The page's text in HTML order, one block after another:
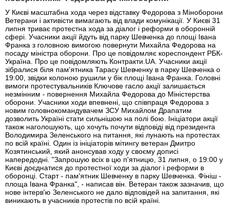
У Києві масштабна хода через відставку Федорова з Міноборони
Ветерани і активісти вимагають від влади комунікації. У Києві 31
липня триває протестна хода за діалог і реформи в оборонній
сфері. Учасники акції йдуть від парку Шевченка до площі Івана
Франка з головною вимогою повернути Михайла Федорова на
посаду міністра оборони. Про це повідомляє кореспондент РБК-
Україна. Про це повідомляють Контракти.UA. Учасники акції
зібралися біля пам'ятника Тарасу Шевченку в парку Шевченка о
19:00, звідки колоною рушили у бік площі Івана Франка. Головні
вимоги протестувальників Ключове гасло акції залишається
незмінним - повернення Михайла Федорова до Міністерства
оборони. Учасники ходи впевнені, що співпраця Федорова з
новим головнокомандувачем ЗСУ Михайлом Драпатим
дозволить Україні стати сильнішою на полі бою. Ініціатори акції
також наголошують, що хочуть почути відповіді від президента
Володимира Зеленського на питання, які лунають на протестах
по всій країні. Один із ініціаторів мітингу ветеран Дмитро
Козятинський, який анонсував ходу у своєму дописі
напередодні. "Запрошую всіх в цю п'ятницю, 31 липня, о 19:00 у
Києві доєднатися до протестної ходи за діалог і реформи в
оборонці. Старт - пам'ятник Шевченку в парку Шевченка. Фініш -
площа Івана Франка", - написав він. Ветеран також зазначив, що
нове інтерв'ю Зеленського не дало відповідей на запитання, які
виникають в учасників протестів по всій країні.